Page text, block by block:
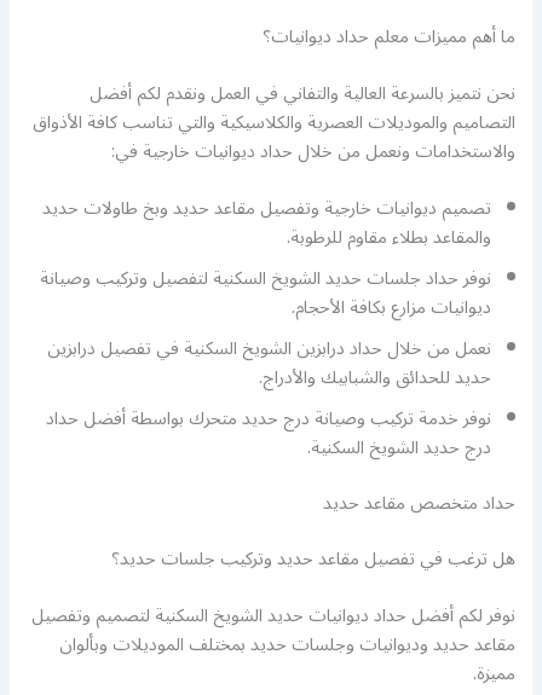
ما أهم مميزات معلم حداد ديوانيات؟
نحن نتميز بالسرعة العالية والتفاني في العمل ونقدم لكم أفضل
التصاميم والموديلات العصرية والكلاسيكية والتي تناسب كافة الأذواق
والاستخدامات ونعمل من خلال حداد ديوانيات خارجية في:
تصميم ديوانيات خارجية وتفصيل مقاعد حديد وبخ طاولات حديد
والمقاعد بطلاء مقاوم للرطوبة.
نوفر حداد جلسات حديد الشويخ السكنية لتفصيل وتركيب وصيانة
ديوانيات مزارع بكافة الأحجام.
نعمل من خلال حداد درابزين الشويخ السكنية في تفصيل درابزين
حديد للحدائق والشبابيك والأدراج.
نوفر خدمة تركيب وصيانة درج حديد متحرك بواسطة أفضل حداد
درج حديد الشويخ السكنية.
حداد متخصص مقاعد حديد
هل ترغب في تفصيل مقاعد حديد وتركيب جلسات حديد؟
نوفر لكم أفضل حداد ديوانيات حديد الشويخ السكنية لتصميم وتفصيل
مقاعد حديد وديوانيات وجلسات حديد بمختلف الموديلات وبألوان
مميزة.